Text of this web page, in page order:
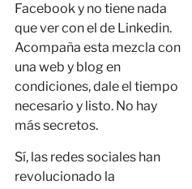
Facebook y no tiene nada
que ver con el de Linkedin.
Acompaña esta mezcla con
una web y blog en
condiciones, dale el tiempo
necesario y listo. No hay
más secretos.
Sí, las redes sociales han
revolucionado la